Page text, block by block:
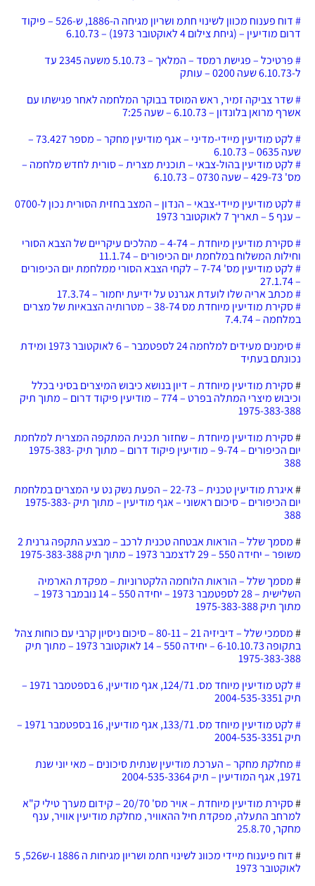
# דוח פענוח מכוון לשינוי חתמ ושריון מגיחה ה-1886, ש-526 – פיקוד
דרום מודיעין – (גיחת צילום 4 לאוקטובר 1973) – 6.10.73
# ‏‏פרטיכל – פגישת רמסד – המלאך – 5.10.73 משעה 2345 עד
ל-6.10.73 שעה 0200 – עותק
# שדר צביקה זמיר, ראש המוסד בבוקר המלחמה לאחר פגישתו עם
אשרף מרואן בלונדון – 6.10.73 – שעה 7:25
# לקט מודיעין מיידי-מדיני – אגף מודיעין מחקר – מספר 73.427 –
שעה 0635 – 6.10.73
# לקט מודיעין בהול-צבאי – תוכנית מצרית – סורית לחדש מלחמה –
מס' 429-73 – שעה 0730 – 6.10.73
# לקט מודיעין מיידי-צבאי – הנדון – המצב בחזית הסורית נכון ל-0700
– ענף 5 – תאריך 7 לאוקטובר 1973
# סקירת מודיעין מיוחדת – 4-74 – מהלכים עיקריים של הצבא הסורי
וחילות המשלוח במלחמת יום הכיפורים – 11.1.74
# לקט מודיעין מס' 7-74 – לקחי הצבא הסורי ממלחמת יום הכיפורים
– 27.1.74
# מכתב אריה שלו לועדת אגרנט על ידיעת יחמור – 17.3.74
# סקירת מודיעין מיוחדת מס 38-74 – מטרותיה הצבאיות של מצרים
במלחמה – 7.4.74
# סימנים מעידים למלחמה 24 לספטמבר – 6 לאוקטובר 1973 ומידת
נכונתם בעתיד
#סקירת מודיעין מיוחדת – דיון בנושא כיבוש המיצרים בסיני בכלל
וכיבוש מיצרי המתלה בפרט – 774 – מודיעין פיקוד דרום – מתוך תיק
1975-383-388
#סקירת מודיעין מיוחדת – שחזור תכנית המתקפה המצרית למלחמת
יום הכיפורים – 9-74 – מודיעין פיקוד דרום – מתוך תיק 1975-383-
388
#
איגרת מודיעין טכנית – 22-73 – הפעת נשק נט עי המצרים במלחמת
יום הכיפורים – סיכום ראשוני – אגף מודיעין – מתוך תיק 1975-383-
388
#
מסמך שלל – הוראות אבטחה טכנית לרכב – מבצע התקפה גרנית 2
משופר – יחידה 550 – 29 לדצמבר 1973 – מתוך תיק 1975-383-388
#מסמך שלל – הוראות הלוחמה הלקטרוניות – מפקדת הארמיה
השלישית – 28 לספטמבר 1973 – יחידה 550 – 14 נובמבר 1973 –
מתוך תיק 1975-383-388
#
מסמכי שלל – דיביזיה 21 – 80-11 – סיכום ניסיון קרבי עם כוחות צהל
בתקופה 6-10.10.73 – יחידה 550 – 14 לאוקטובר 1973 – מתוך תיק
1975-383-388
# לקט מודיעין מיוחד מס. 124/71, אגף מודיעין, 6 בספטמבר 1971 –
תיק 2004-535-3351
# לקט מודיעין מיוחד מס. 133/71, אגף מודיעין, 16 בספטמבר 1971 –
תיק 2004-535-3351
# מחלקת מחקר – הערכת מודיעין שנתית סיכונים – מאי יוני שנת
1971, אגף המודיעין – תיק 2004-535-3364
#
סקירת מודיעין מיוחדת – אויר מס' 20/70 – קידום מערך טילי ק"א
למרחב התעלה, מפקדת חיל ההאוויר, מחלקת מודיעין אוויר, ענף
מחקר, 25.8.70
#
דוח פיענוח מיידי מכוונ לשינוי חתמ ושריון מגיחות ה 1886 ו-ש526, 5
לאוקטובר 1973